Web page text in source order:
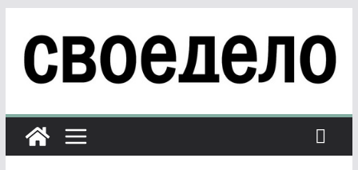
содержимому